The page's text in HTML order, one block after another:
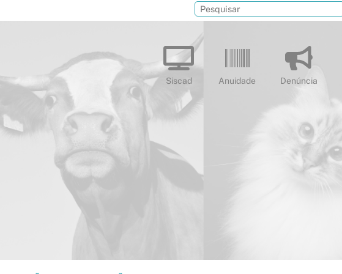
Siscad Anuidade Denúncia